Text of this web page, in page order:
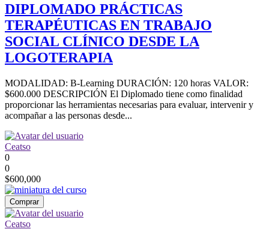
DIPLOMADO PRÁCTICAS
TERAPÉUTICAS EN TRABAJO
SOCIAL CLÍNICO DESDE LA
LOGOTERAPIA
MODALIDAD: B-Learning DURACIÓN: 120 horas VALOR:
$600.000 DESCRIPCIÓN El Diplomado tiene como finalidad
proporcionar las herramientas necesarias para evaluar, intervenir y
acompañar a las personas desde...
Ceatso
0
0
$600,000
Comprar
Ceatso